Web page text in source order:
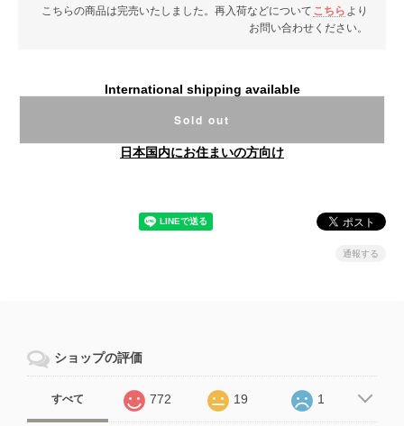
こちらの商品は完売いたしました。再入荷などについて こちら より
お問い合わせください。
International shipping available
Sold out
日本国内にお住まいの方向け
通報する
ショップの評価
すべて 772 19 1